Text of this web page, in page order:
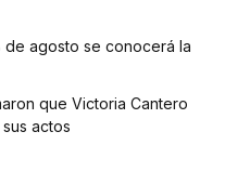
de agosto se conocerá la
que Victoria Cantero
actos